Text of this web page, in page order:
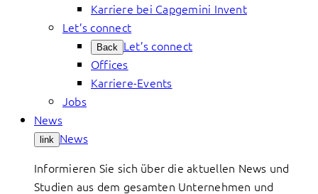
Karriere bei Capgemini Invent
Let’s connect
Back Let’s connect
Offices
Karriere-Events
Jobs
News
link News
Informieren Sie sich über die aktuellen News und
Studien aus dem gesamten Unternehmen und